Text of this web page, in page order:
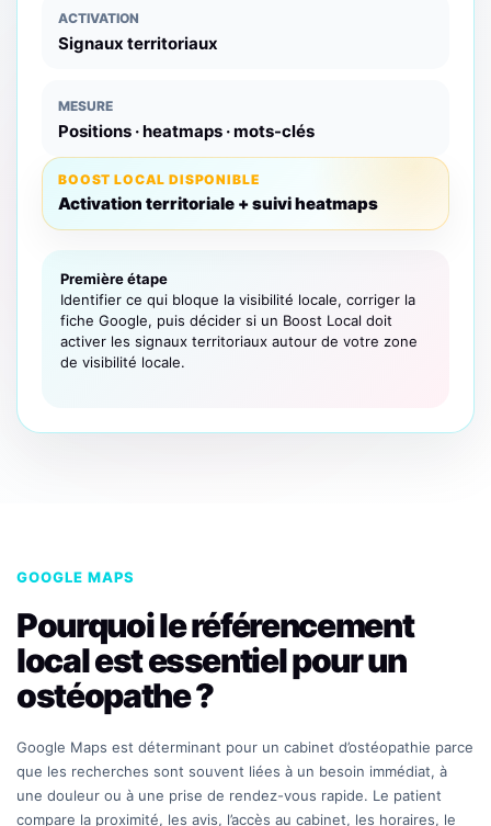
ACTIVATION
Signaux territoriaux
MESURE
Positions · heatmaps · mots-clés
BOOST LOCAL DISPONIBLE
Activation territoriale + suivi heatmaps
Première étape
Identifier ce qui bloque la visibilité locale, corriger la
fiche Google, puis décider si un Boost Local doit
activer les signaux territoriaux autour de votre zone
de visibilité locale.
GOOGLE MAPS
Pourquoi le référencement
local est essentiel pour un
ostéopathe ?
Google Maps est déterminant pour un cabinet d’ostéopathie parce
que les recherches sont souvent liées à un besoin immédiat, à
une douleur ou à une prise de rendez-vous rapide. Le patient
compare la proximité, les avis, l’accès au cabinet, les horaires, le